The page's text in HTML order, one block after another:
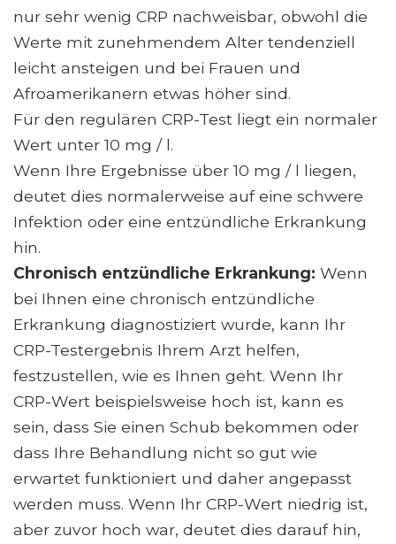
nur sehr wenig CRP nachweisbar, obwohl die
Werte mit zunehmendem Alter tendenziell
leicht ansteigen und bei Frauen und
Afroamerikanern etwas höher sind.
Für den regulären CRP-Test liegt ein normaler
Wert unter 10 mg / l.
Wenn Ihre Ergebnisse über 10 mg / l liegen,
deutet dies normalerweise auf eine schwere
Infektion oder eine entzündliche Erkrankung
hin.
Chronisch entzündliche Erkrankung: Wenn
bei Ihnen eine chronisch entzündliche
Erkrankung diagnostiziert wurde, kann Ihr
CRP-Testergebnis Ihrem Arzt helfen,
festzustellen, wie es Ihnen geht. Wenn Ihr
CRP-Wert beispielsweise hoch ist, kann es
sein, dass Sie einen Schub bekommen oder
dass Ihre Behandlung nicht so gut wie
erwartet funktioniert und daher angepasst
werden muss. Wenn Ihr CRP-Wert niedrig ist,
aber zuvor hoch war, deutet dies darauf hin,